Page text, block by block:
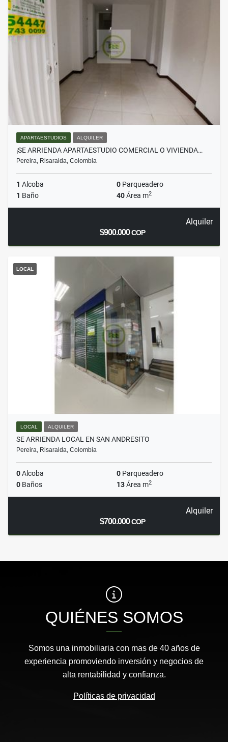
APARTAESTUDIOS ALQUILER
¡SE ARRIENDA APARTAESTUDIO COMERCIAL O VIVIENDA…
Pereira, Risaralda, Colombia
1 Alcoba 0 Parqueadero
1 Baño 40Área m2
Alquiler
$900.000COP
LOCAL
LOCAL ALQUILER
SE ARRIENDA LOCAL EN SAN ANDRESITO
Pereira, Risaralda, Colombia
0Alcoba 0 Parqueadero
0 Baños 13Área m2
Alquiler
$700.000COP
QUIÉNES SOMOS
Somos una inmobiliaria con mas de 40 años de
experiencia promoviendo inversión y negocios de
alta rentabilidad y confianza.
Políticas de privacidad